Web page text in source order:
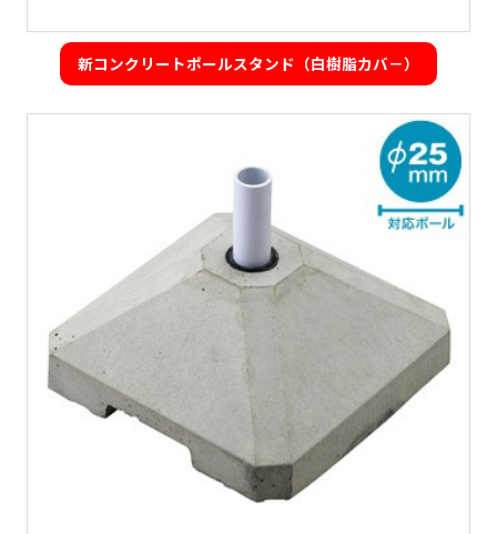
新コンクリートポールスタンド（白樹脂カバ－）